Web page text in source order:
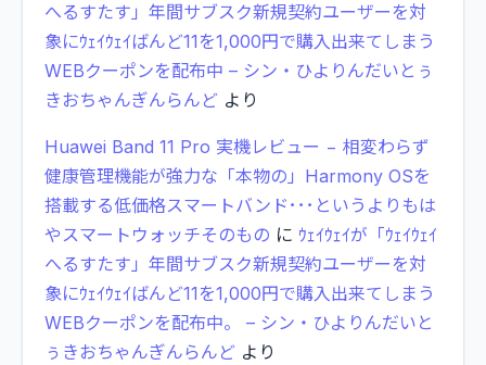
へるすたす」年間サブスク新規契約ユーザーを対
象にｳｪｲｳｪｲばんど11を1,000円で購入出来てしまう
WEBクーポンを配布中 – シン・ひよりんだいとぅ
きおちゃんぎんらんど より
Huawei Band 11 Pro 実機レビュー − 相変わらず
健康管理機能が強力な「本物の」Harmony OSを
搭載する低価格スマートバンド･･･というよりもは
やスマートウォッチそのもの に ｳｪｲｳｪｲが「ｳｪｲｳｪｲ
へるすたす」年間サブスク新規契約ユーザーを対
象にｳｪｲｳｪｲばんど11を1,000円で購入出来てしまう
WEBクーポンを配布中。 – シン・ひよりんだいと
ぅきおちゃんぎんらんど より